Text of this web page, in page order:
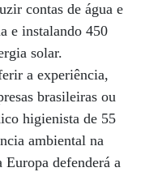
contas de água e
e instalando 450
solar.
a experiência,
brasileiras ou
higienista de 55
ambiental na
defenderá a